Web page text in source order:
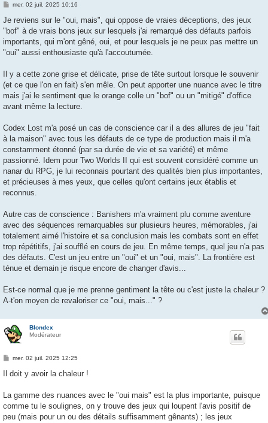
M
s
a
g
e
mer. 02 juil. 2025 10:16
Je reviens sur le "oui, mais", qui oppose de vraies déceptions, des jeux
"bof" à de vrais bons jeux sur lesquels j'ai remarqué des défauts parfois
importants, qui m'ont gêné, oui, et pour lesquels je ne peux pas mettre un
"oui" aussi enthousiaste qu'à l'accoutumée.
Il y a cette zone grise et délicate, prise de tête surtout lorsque le souvenir
(et ce que l'on en fait) s'en mêle. On peut apporter une nuance avec le titre
mais j'ai le sentiment que le orange colle un "bof" ou un "mitigé" d'office
avant même la lecture.
Codex Lost m'a posé un cas de conscience car il a des allures de jeu "fait
à la maison" avec tous les défauts de ce type de production mais il m'a
constamment étonné (par sa durée de vie et sa variété) et même
passionné. Idem pour Two Worlds II qui est souvent considéré comme un
nanar du RPG, je lui reconnais pourtant des qualités bien plus importantes,
et précieuses à mes yeux, que celles qu'ont certains jeux établis et
reconnus.
Autre cas de conscience : Banishers m'a vraiment plu comme aventure
avec des séquences remarquables sur plusieurs heures, mémorables, j'ai
totalement aimé l'histoire et sa conclusion mais les combats sont en effet
trop répétitifs, j'ai soufflé en cours de jeu. En même temps, quel jeu n'a pas
des défauts. C'est un jeu entre un "oui" et un "oui, mais". La frontière est
ténue et demain je risque encore de changer d'avis...
Est-ce normal que je me prenne gentiment la tête ou c'est juste la chaleur ?
A-t'on moyen de revaloriser ce "oui, mais..." ?
Blondex
Modérateur
M
s
g
mer. 02 juil. 2025 12:25
Il doit y avoir la chaleur !
La gamme des nuances avec le "oui mais" est la plus importante, puisque
comme tu le soulignes, on y trouve des jeux qui loupent l'avis positif de
peu (mais pour un ou des détails suffisamment gênants) ; les jeux